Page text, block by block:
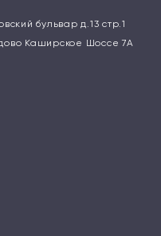
бульвар д.13 стр.1
Каширское Шоссе 7А